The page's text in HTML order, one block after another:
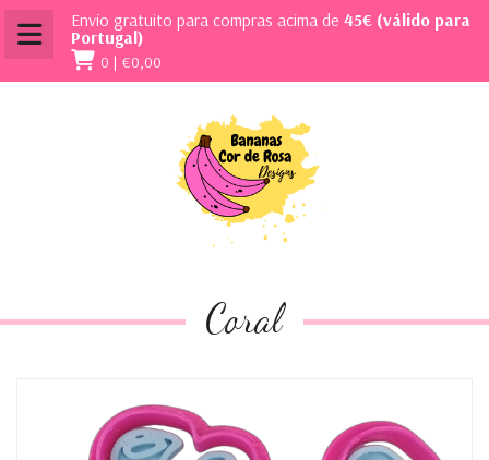
Envio gratuito para compras acima de 45€ (válido para
Portugal)
0 | €0,00
Coral